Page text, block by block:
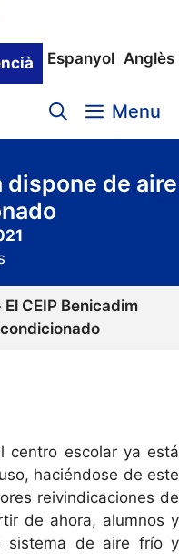
Espanyol Anglès
Menu
dispone de aire
El CEIP Benicadim
centro escolar ya está
haciéndose de este
reivindicaciones de
de ahora, alumnos y
sistema de aire frío y